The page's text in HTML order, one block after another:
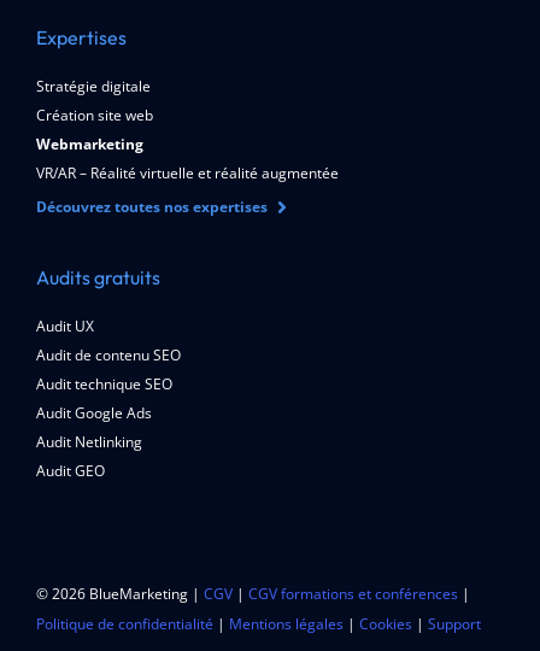
Expertises
Stratégie digitale
Création site web
Webmarketing
VR/AR – Réalité virtuelle et réalité augmentée
Découvrez toutes nos expertises
Audits gratuits
Audit UX
Audit de contenu SEO
Audit technique SEO
Audit Google Ads
Audit Netlinking
Audit GEO
© 2026 BlueMarketing | CGV| CGV formations et conférences|
Politique de confidentialité | Mentions légales| Cookies| Support